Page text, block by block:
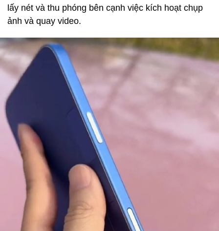
lấy nét và thu phóng bên cạnh việc kích hoạt chụp
ảnh và quay video.